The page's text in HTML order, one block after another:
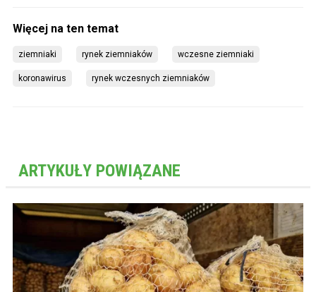
ziemniaki rynek ziemniaków wczesne ziemniaki
koronawirus rynek wczesnych ziemniaków
ARTYKUŁY POWIĄZANE